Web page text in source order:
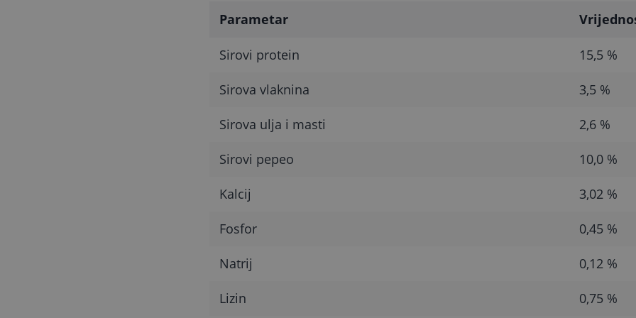
Parametar
Sirovi protein 15,5 %
Sirova vlaknina 3,5 %
Sirova ulja i masti 2,6 %
Sirovi pepeo 10,0 %
Kalcij 3,02 %
Fosfor 0,45 %
Natrij 0,12 %
Lizin 0,75 %